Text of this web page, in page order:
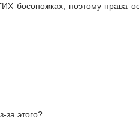
босоножках, поэтому права
за этого?